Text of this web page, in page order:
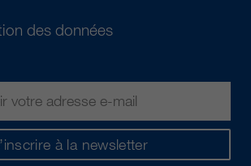
à la newsletter
des données